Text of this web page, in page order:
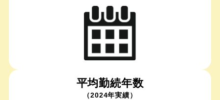
平均勤続年数
（2024年実績）